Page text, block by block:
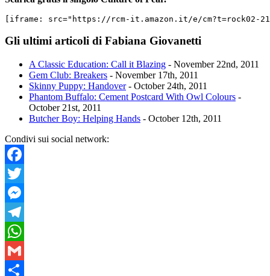
[iframe: src="https://rcm-it.amazon.it/e/cm?t=rock02-
Gli ultimi articoli di Fabiana Giovanetti
A Classic Education: Call it Blazing - November 22nd, 2011
Gem Club: Breakers - November 17th, 2011
Skinny Puppy: Handover- October 24th, 2011
Phantom Buffalo: Cement Postcard With Owl Colours -
October 21st, 2011
Butcher Boy: Helping Hands - October 12th, 2011
Condivi sui social network:
Facebook
Twitter
Messenger
Telegram
WhatsApp
Gmail